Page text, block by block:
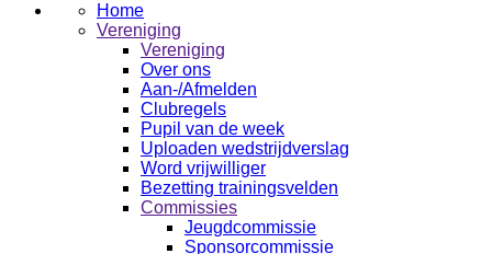
Home
Vereniging
Vereniging
Over ons
Aan-/Afmelden
Clubregels
Pupil van de week
Uploaden wedstrijdverslag
Word vrijwilliger
Bezetting trainingsvelden
Commissies
Jeugdcommissie
Sponsorcommissie